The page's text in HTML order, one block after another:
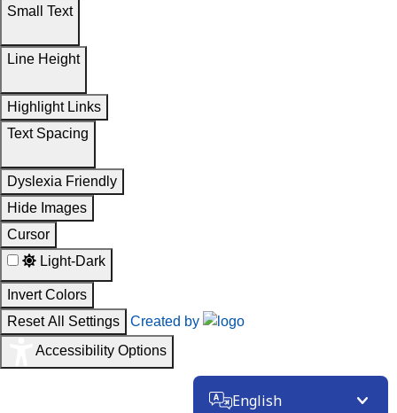
Small Text
Line Height
Highlight Links
Text Spacing
Dyslexia Friendly
Hide Images
Cursor
Light-Dark
Invert Colors
Reset All Settings
Created by
Accessibility Options
English